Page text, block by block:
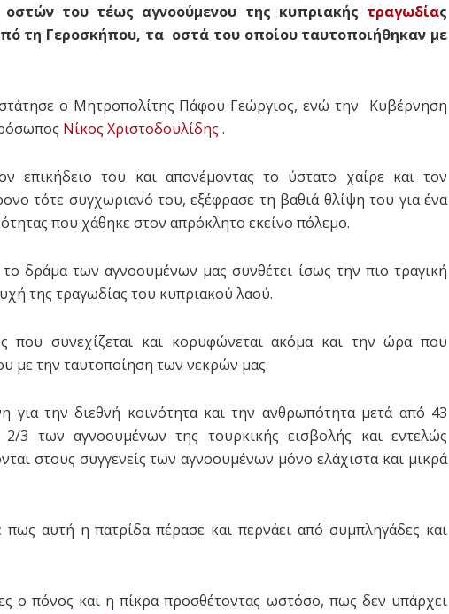
του τέως αγνοούμενου της κυπριακής τραγωδίας
τη Γεροσκήπου, τα οστά του οποίου ταυτοποιήθηκαν με
ο Μητροπολίτης Πάφου Γεώργιος, ενώ την Κυβέρνηση
Νίκος Χριστοδουλίδης .
επικήδειο του και απονέμοντας το ύστατο χαίρε και τον
τότε συγχωριανό του, εξέφρασε τη βαθιά θλίψη του για ένα
που χάθηκε στον απρόκλητο εκείνο πόλεμο.
δράμα των αγνοουμένων μας συνθέτει ίσως την πιο τραγική
της τραγωδίας του κυπριακού λαού.
που συνεχίζεται και κορυφώνεται ακόμα και την ώρα που
με την ταυτοποίηση των νεκρών μας.
για την διεθνή κοινότητα και την ανθρωπότητα μετά από 43
3 των αγνοουμένων της τουρκικής εισβολής και εντελώς
στους συγγενείς των αγνοουμένων μόνο ελάχιστα και μικρά
αυτή η πατρίδα πέρασε και περνάει από συμπληγάδες και
ο πόνος και η πίκρα προσθέτοντας ωστόσο, πως δεν υπάρχει